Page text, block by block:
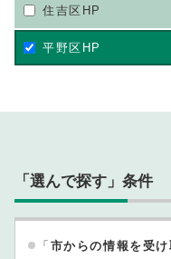
住吉区HP
平野区HP
「選んで探す」条件
「 市からの情報を受け